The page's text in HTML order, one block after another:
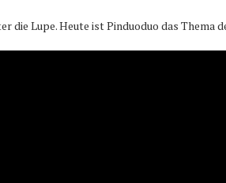
Lupe. Heute ist Pinduoduo das Thema